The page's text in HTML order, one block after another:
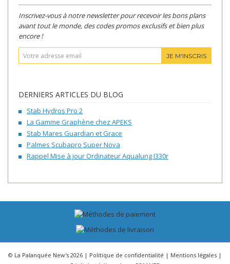
Inscrivez-vous à notre newsletter pour recevoir les bons plans
avant tout le monde, des codes promos exclusifs et bien plus
encore !
JE M'INSCRIS
DERNIERS ARTICLES DU BLOG
Stab Hydros Pro 2
La Gamme Graphène chez APEKS
Stab Mares Guardian et Grace
Palmes Scubapro Super Nova
Rappel Mise à jour Ordinateur Aqualung I330r
© La Palanquée New's 2026 | Politique de confidentialité | Mentions légales |